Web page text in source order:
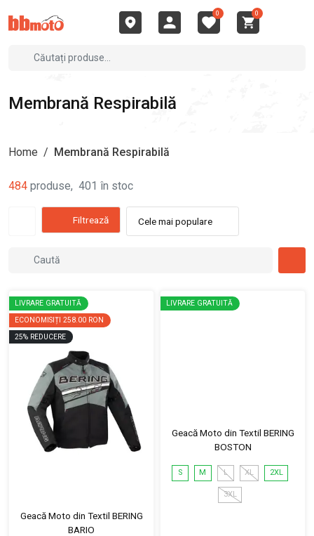
0 0
Membrană Respirabilă
Home / Membrană Respirabilă
484 produse, 401 în stoc
Filtrează Cele mai populare
LIVRARE GRATUITĂ
ECONOMISIȚI 258.00 RON
25% REDUCERE
Geacă Moto din Textil BERING
BARIO
LIVRARE GRATUITĂ
Geacă Moto din Textil BERING
BOSTON
S M L XL 2XL
3XL